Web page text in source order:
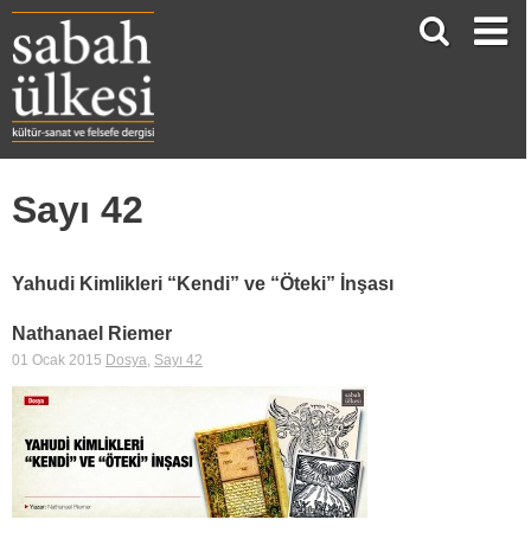
Sayı 42
Yahudi Kimlikleri “Kendi” ve “Öteki” İnşası
Nathanael Riemer
01 Ocak 2015 Dosya, Sayı 42